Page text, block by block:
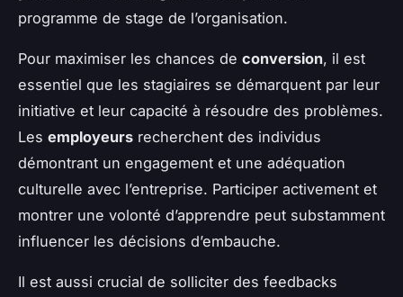
programme de stage de l’organisation.
Pour maximiser les chances de conversion, il est
essentiel que les stagiaires se démarquent par leur
initiative et leur capacité à résoudre des problèmes.
Les employeurs recherchent des individus
démontrant un engagement et une adéquation
culturelle avec l’entreprise. Participer activement et
montrer une volonté d’apprendre peut substamment
influencer les décisions d’embauche.
Il est aussi crucial de solliciter des feedbacks